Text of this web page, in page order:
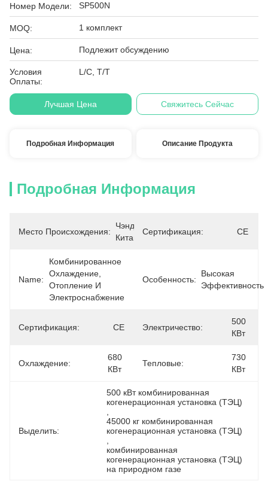
Номер Модели: SP500N
MOQ: 1 комплект
Цена: Подлежит обсуждению
Условия
Оплаты:
L/C, T/T
Лучшая Цена Свяжитесь Сейчас
Подробная Информация Описание Продукта
Подробная Информация
Место Происхождения:
Чэнду,
Китай
Сертификация: CE
Name:
Комбинированное
Охлаждение,
Отопление И
Электроснабжение
Особенность:
Высокая
Эффективность
Сертификация: CE Электричество:
500
КВт
Охлаждение:
680
КВт
Тепловые:
730
КВт
Выделить:
500 кВт комбинированная
когенерационная установка (ТЭЦ)
45000 кг комбинированная
когенерационная установка (ТЭЦ)
комбинированная
когенерационная установка (ТЭЦ)
на природном газе